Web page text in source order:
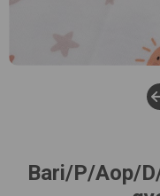
Bari/P/Aop/